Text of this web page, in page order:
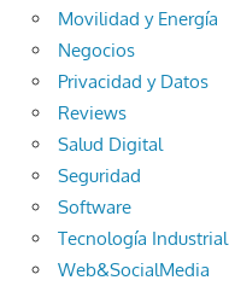
Movilidad y Energía
Negocios
Privacidad y Datos
Reviews
Salud Digital
Seguridad
Software
Tecnología Industrial
Web&SocialMedia